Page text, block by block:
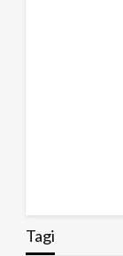
Tagi